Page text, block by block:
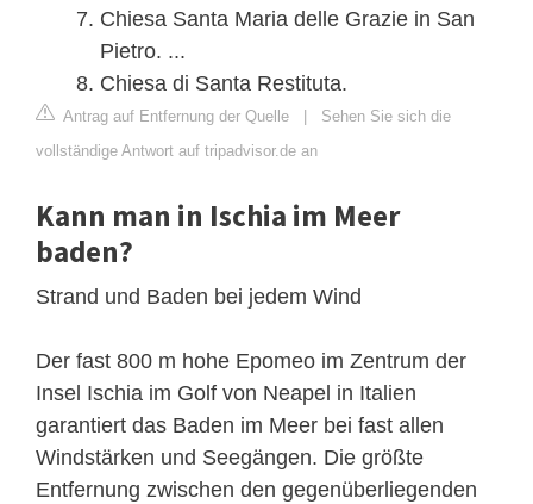
Chiesa Santa Maria delle Grazie in San
Pietro. ...
Chiesa di Santa Restituta.
Antrag auf Entfernung der Quelle | Sehen Sie sich die
vollständige Antwort auf tripadvisor.de an
Kann man in Ischia im Meer
baden?
Strand und Baden bei jedem Wind
Der fast 800 m hohe Epomeo im Zentrum der
Insel Ischia im Golf von Neapel in Italien
garantiert das Baden im Meer bei fast allen
Windstärken und Seegängen. Die größte
Entfernung zwischen den gegenüberliegenden